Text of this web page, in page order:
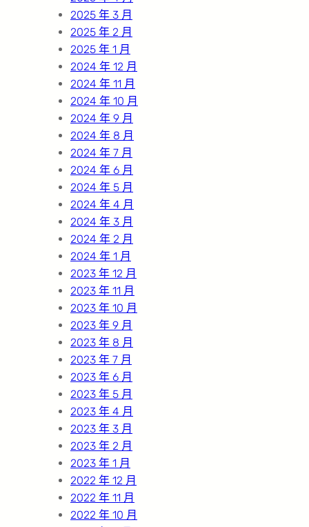
2025 年 3 月
2025 年 2 月
2025 年 1 月
2024 年 12 月
2024 年 11 月
2024 年 10 月
2024 年 9 月
2024 年 8 月
2024 年 7 月
2024 年 6 月
2024 年 5 月
2024 年 4 月
2024 年 3 月
2024 年 2 月
2024 年 1 月
2023 年 12 月
2023 年 11 月
2023 年 10 月
2023 年 9 月
2023 年 8 月
2023 年 7 月
2023 年 6 月
2023 年 5 月
2023 年 4 月
2023 年 3 月
2023 年 2 月
2023 年 1 月
2022 年 12 月
2022 年 11 月
2022 年 10 月